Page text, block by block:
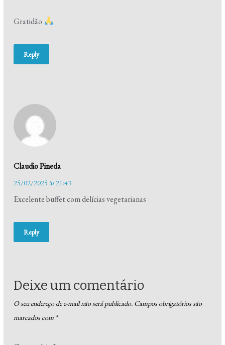
Gratidão
Reply
Claudio Pineda
25/02/2025 às 21:43
Excelente buffet com delícias vegetarianas
Reply
Deixe um comentário
O seu endereço de e-mail não será publicado. Campos obrigatórios são
marcados com *